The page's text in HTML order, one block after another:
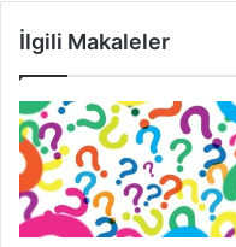
İlgili Makaleler